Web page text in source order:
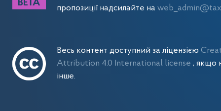
пропозиції надсилайте на
Весь контент доступний за ліцензією
Attribution 4.0 International license , якщо
інше.